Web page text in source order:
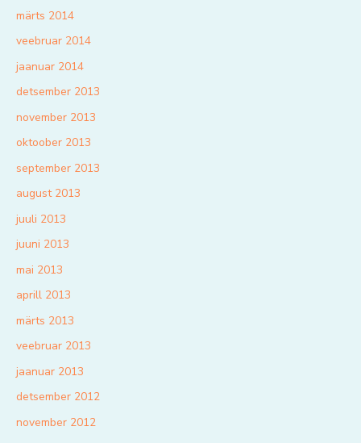
märts 2014
veebruar 2014
jaanuar 2014
detsember 2013
november 2013
oktoober 2013
september 2013
august 2013
juuli 2013
juuni 2013
mai 2013
aprill 2013
märts 2013
veebruar 2013
jaanuar 2013
detsember 2012
november 2012